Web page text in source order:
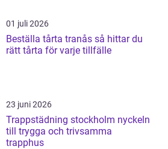
01 juli 2026
Beställa tårta tranås så hittar du
rätt tårta för varje tillfälle
23 juni 2026
Trappstädning stockholm nyckeln
till trygga och trivsamma
trapphus